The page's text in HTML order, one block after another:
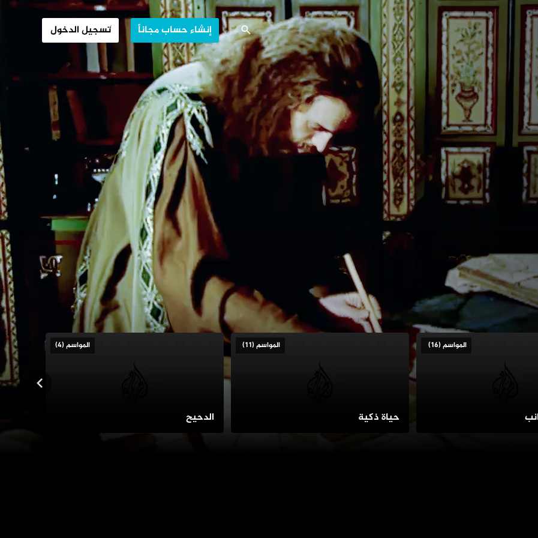
إنشاء حساب مجاناً تسجيل الدخول
المواسم (4)
الخوارزمي.. أبو الرياضيات